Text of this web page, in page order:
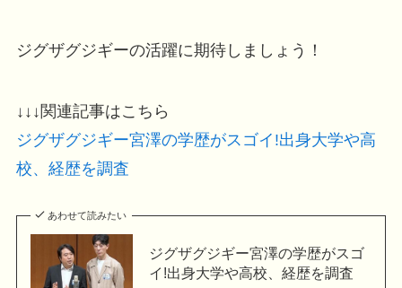
ジグザグジギーの活躍に期待しましょう！
↓↓↓関連記事はこちら
ジグザグジギー宮澤の学歴がスゴイ!出身大学や高
校、経歴を調査
あわせて読みたい
ジグザグジギー宮澤の学歴がスゴ
イ!出身大学や高校、経歴を調査